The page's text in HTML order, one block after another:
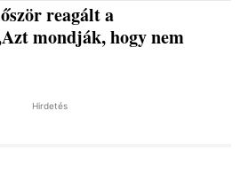
reagált a
mondják, hogy nem
Hirdetés